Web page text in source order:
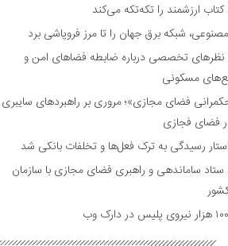
کتاب ارزشمند را تکه‌تکه می‌کند
شبکه برق جهان را تا مرز فروپاشی برد
نظر‌های تخصصی درباره ضابطه فضا‌های امن و
مسکونی
فضای مجازی»؛ مروری بر راهبرد‌های سایبری
فضای فجازی
رسیدگی به ترک فعل‌ها و تخلفات بانکی شد
ساماندهی و راهبری فضای مجازی با سازمان